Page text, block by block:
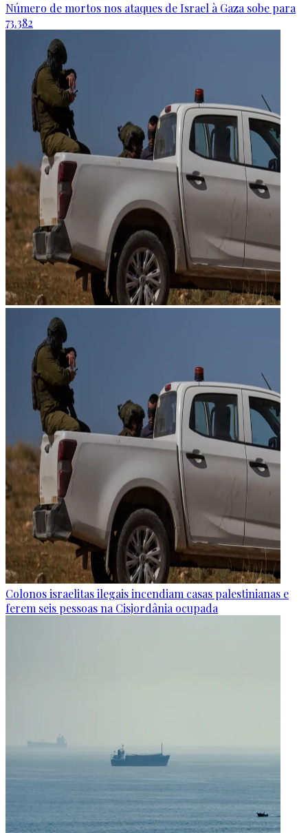
Número de mortos nos ataques de Israel à Gaza sobe para
73.382
Colonos israelitas ilegais incendiam casas palestinianas e
ferem seis pessoas na Cisjordânia ocupada